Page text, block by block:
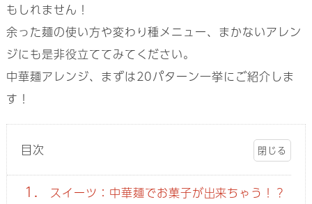
もしれません！
余った麺の使い方や変わり種メニュー、まかないアレン
ジにも是非役立ててみてください。
中華麺アレンジ、まずは20パターン一挙にご紹介しま
す！
目次
1. スイーツ：中華麺でお菓子が出来ちゃう！？